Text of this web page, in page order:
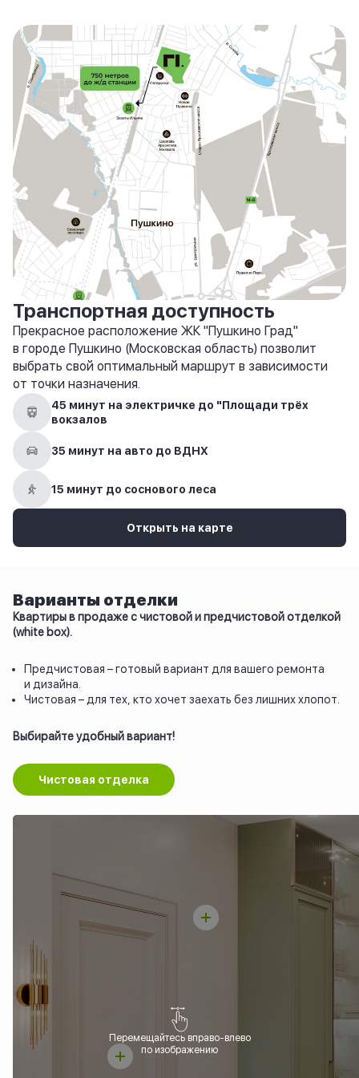
Транспортная доступность
Прекрасное расположение ЖК "Пушкино Град"
в городе Пушкино (Московская область) позволит
выбрать свой оптимальный маршрут в зависимости
от точки назначения.
45 минут на электричке до "Площади трёх
вокзалов
35 минут на авто до ВДНХ
15 минут до соснового леса
Открыть на карте
Варианты отделки
Квартиры в продаже с чистовой и предчистовой отделкой
(white box).
Предчистовая – готовый вариант для вашего ремонта
и дизайна.
Чистовая – для тех, кто хочет заехать без лишних хлопот.
Выбирайте удобный вариант!
Чистовая отделка
Перемещайтесь вправо-влево
по изображению